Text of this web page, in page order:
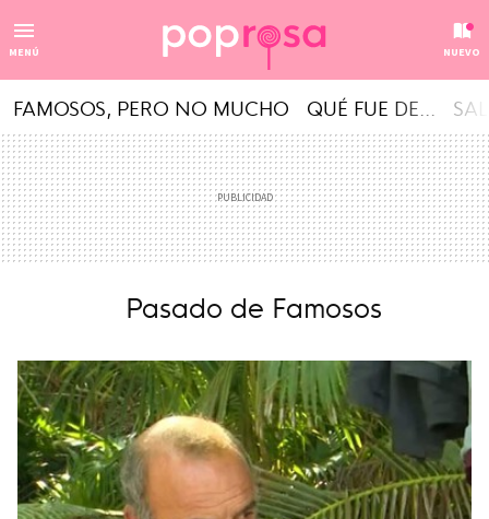
MENÚ NUEVO
FAMOSOS, PERO NO MUCHO QUÉ FUE DE...
Pasado de Famosos